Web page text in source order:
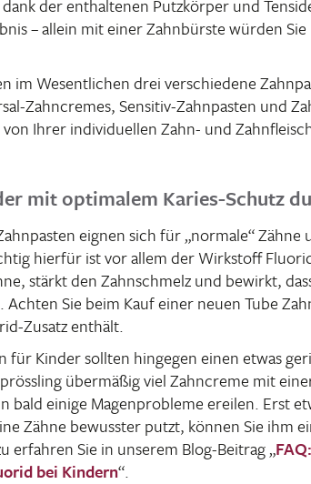
der enthal­tenen Putz­körper und
– allein mit einer Zahn­bürste würden
im Wesent­li­chen drei verschie­dene
Zahn­cremes, Sensitiv-Zahn­pasten und
von Ihrer indi­vi­du­ellen Zahn- und
mit optimalem Karies-Schutz
eignen sich für „normale“
hierfür ist vor allem der Wirk­stoff
stärkt den Zahn­schmelz und bewirkt,
Achten Sie beim Kauf einer neuen Tube
Zusatz enthält.
für Kinder sollten hingegen einen etwas
über­mäßig viel Zahn­creme mit
bald einige Magen­pro­bleme ereilen. Erst
Zähne bewusster putzt, können Sie ihm
erfahren Sie in unserem Blog-Beitrag „
bei Kindern“.